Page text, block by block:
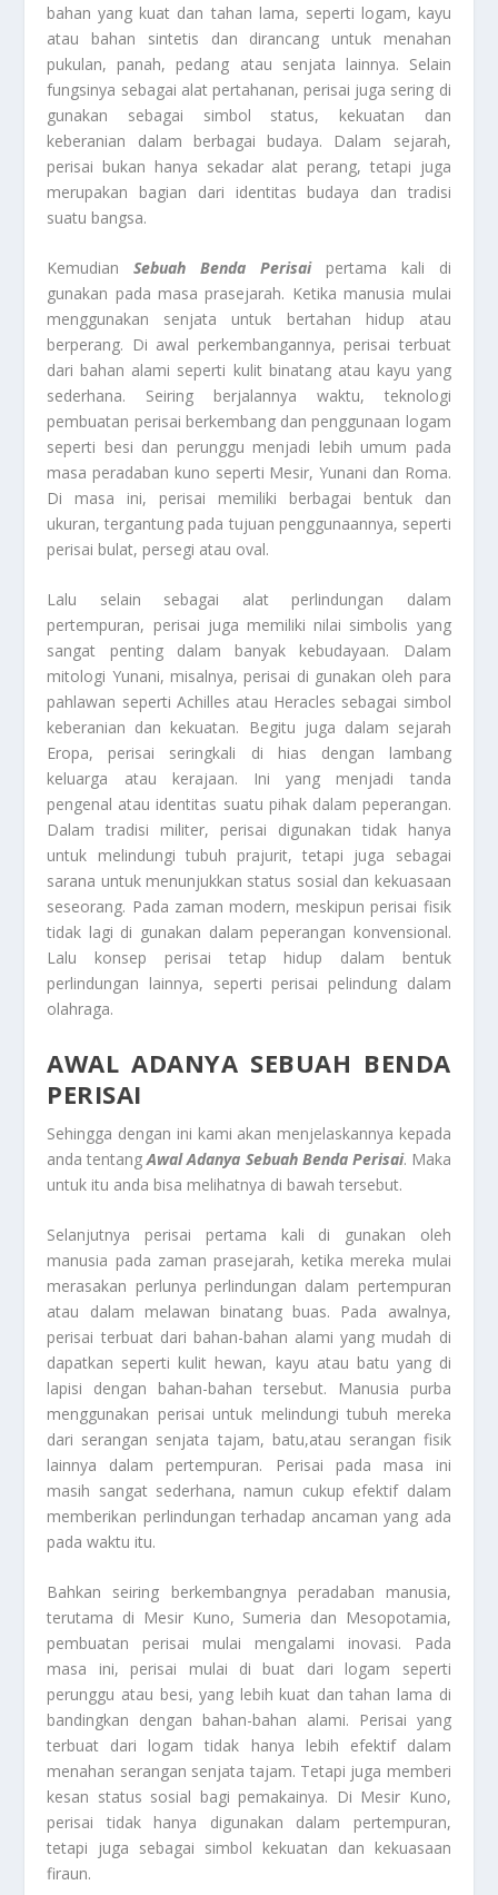
bahan yang kuat dan tahan lama, seperti logam, kayu
atau bahan sintetis dan dirancang untuk menahan
pukulan, panah, pedang atau senjata lainnya. Selain
fungsinya sebagai alat pertahanan, perisai juga sering di
gunakan sebagai simbol status, kekuatan dan
keberanian dalam berbagai budaya. Dalam sejarah,
perisai bukan hanya sekadar alat perang, tetapi juga
merupakan bagian dari identitas budaya dan tradisi
suatu bangsa.
KemudianSebuah Benda Perisaipertama kali di
gunakan pada masa prasejarah. Ketika manusia mulai
menggunakan senjata untuk bertahan hidup atau
berperang. Di awal perkembangannya, perisai terbuat
dari bahan alami seperti kulit binatang atau kayu yang
sederhana. Seiring berjalannya waktu, teknologi
pembuatan perisai berkembang dan penggunaan logam
seperti besi dan perunggu menjadi lebih umum pada
masa peradaban kuno seperti Mesir, Yunani dan Roma.
Di masa ini, perisai memiliki berbagai bentuk dan
ukuran, tergantung pada tujuan penggunaannya, seperti
perisai bulat, persegi atau oval.
Lalu selain sebagai alat perlindungan dalam
pertempuran, perisai juga memiliki nilai simbolis yang
sangat penting dalam banyak kebudayaan. Dalam
mitologi Yunani, misalnya, perisai di gunakan oleh para
pahlawan seperti Achilles atau Heracles sebagai simbol
keberanian dan kekuatan. Begitu juga dalam sejarah
Eropa, perisai seringkali di hias dengan lambang
keluarga atau kerajaan. Ini yang menjadi tanda
pengenal atau identitas suatu pihak dalam peperangan.
Dalam tradisi militer, perisai digunakan tidak hanya
untuk melindungi tubuh prajurit, tetapi juga sebagai
sarana untuk menunjukkan status sosial dan kekuasaan
seseorang. Pada zaman modern, meskipun perisai fisik
tidak lagi di gunakan dalam peperangan konvensional.
Lalu konsep perisai tetap hidup dalam bentuk
perlindungan lainnya, seperti perisai pelindung dalam
olahraga.
AWAL ADANYA SEBUAH BENDA
PERISAI
Sehingga dengan ini kami akan menjelaskannya kepada
anda tentangAwal Adanya Sebuah Benda Perisai. Maka
untuk itu anda bisa melihatnya di bawah tersebut.
Selanjutnya perisai pertama kali di gunakan oleh
manusia pada zaman prasejarah, ketika mereka mulai
merasakan perlunya perlindungan dalam pertempuran
atau dalam melawan binatang buas. Pada awalnya,
perisai terbuat dari bahan-bahan alami yang mudah di
dapatkan seperti kulit hewan, kayu atau batu yang di
lapisi dengan bahan-bahan tersebut. Manusia purba
menggunakan perisai untuk melindungi tubuh mereka
dari serangan senjata tajam, batu,atau serangan fisik
lainnya dalam pertempuran. Perisai pada masa ini
masih sangat sederhana, namun cukup efektif dalam
memberikan perlindungan terhadap ancaman yang ada
pada waktu itu.
Bahkan seiring berkembangnya peradaban manusia,
terutama di Mesir Kuno, Sumeria dan Mesopotamia,
pembuatan perisai mulai mengalami inovasi. Pada
masa ini, perisai mulai di buat dari logam seperti
perunggu atau besi, yang lebih kuat dan tahan lama di
bandingkan dengan bahan-bahan alami. Perisai yang
terbuat dari logam tidak hanya lebih efektif dalam
menahan serangan senjata tajam. Tetapi juga memberi
kesan status sosial bagi pemakainya. Di Mesir Kuno,
perisai tidak hanya digunakan dalam pertempuran,
tetapi juga sebagai simbol kekuatan dan kekuasaan
firaun.